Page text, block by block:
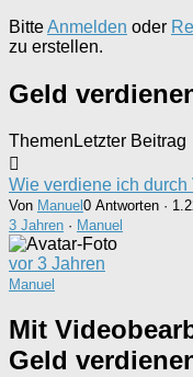
BitteAnmelden oder
zu erstellen.
Geld
Themen Letzter Beitrag
Wie verdiene ich
Von Manuel0 Antworten ·
3 Jahren · Manuel
vor 3 Jahren
Manuel
Mit
Geld